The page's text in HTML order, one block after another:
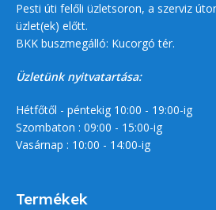
Pesti úti felőli üzletsoron, a szerviz
üzlet(ek) előtt.
BKK buszmegálló: Kucorgó tér.
Üzletünk nyitvatartása:
Hétfőtől - péntekig 10:00 - 19:00-ig
Szombaton : 09:00 - 15:00-ig
Vasárnap : 10:00 - 14:00-ig
Termékek